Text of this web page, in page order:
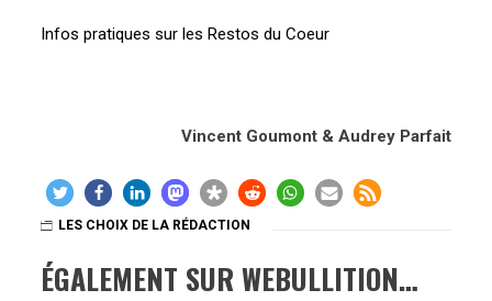
Infos pratiques sur les Restos du Coeur
Vincent Goumont & Audrey Parfait
LES CHOIX DE LA RÉDACTION
ÉGALEMENT SUR WEBULLITION…